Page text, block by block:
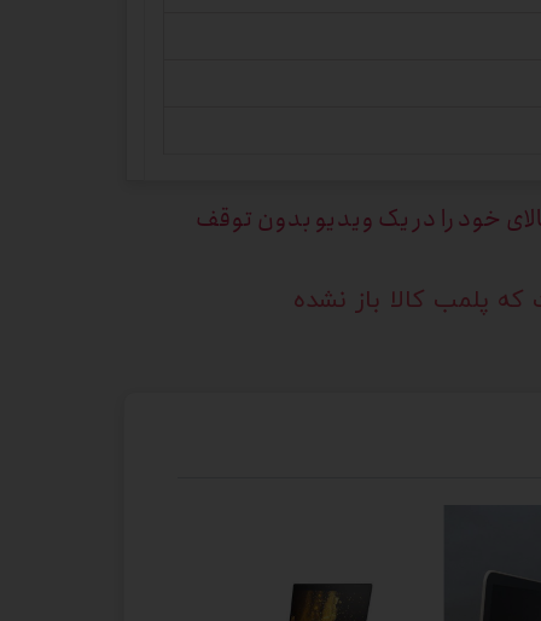
خود را در یک ویدیو بدون توقف
پلمب کالا باز نشده